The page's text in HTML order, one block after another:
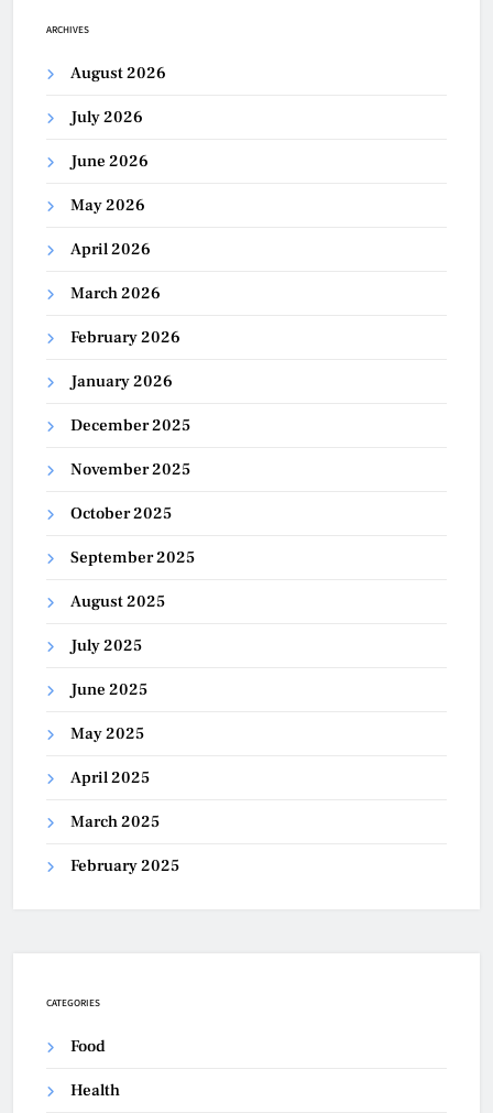
ARCHIVES
August 2026
July 2026
June 2026
May 2026
April 2026
March 2026
February 2026
January 2026
December 2025
November 2025
October 2025
September 2025
August 2025
July 2025
June 2025
May 2025
April 2025
March 2025
February 2025
CATEGORIES
Food
Health